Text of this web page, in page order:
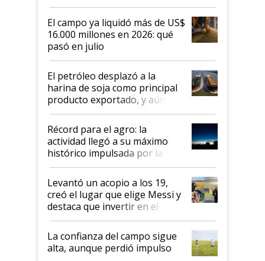
El campo ya liquidó más de US$
16.000 millones en 2026: qué
pasó en julio
El petróleo desplazó a la
harina de soja como principal
producto exportado, y aún así
el agro aportó casi seis de cada
diez dólares y sostuvo el
liderazgo en un semestre
récord
Récord para el agro: la
actividad llegó a su máximo
histórico impulsada por la
cosecha y las exportaciones
Levantó un acopio a los 19,
creó el lugar que elige Messi y
destaca que invertir en el
kirchnerismo era como "darle
plata a un hijo para droga":
Juan Félix Rossetti, el libertario
que de una dura crisis salió
La confianza del campo sigue
alta, aunque perdió impulso